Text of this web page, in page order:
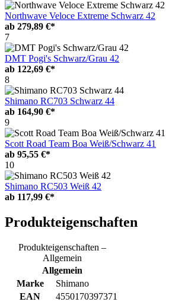
Northwave Veloce Extreme Schwarz 42
ab 279,89 €*
7
DMT Pogi's Schwarz/Grau 42
ab 122,69 €*
8
Shimano RC703 Schwarz 44
ab 164,90 €*
9
Scott Road Team Boa Weiß/Schwarz 41
ab 95,55 €*
10
Shimano RC503 Weiß 42
ab 117,99 €*
Produkteigenschaften
Produkteigenschaften –
Allgemein
Allgemein
Marke
Shimano
EAN
4550170397371